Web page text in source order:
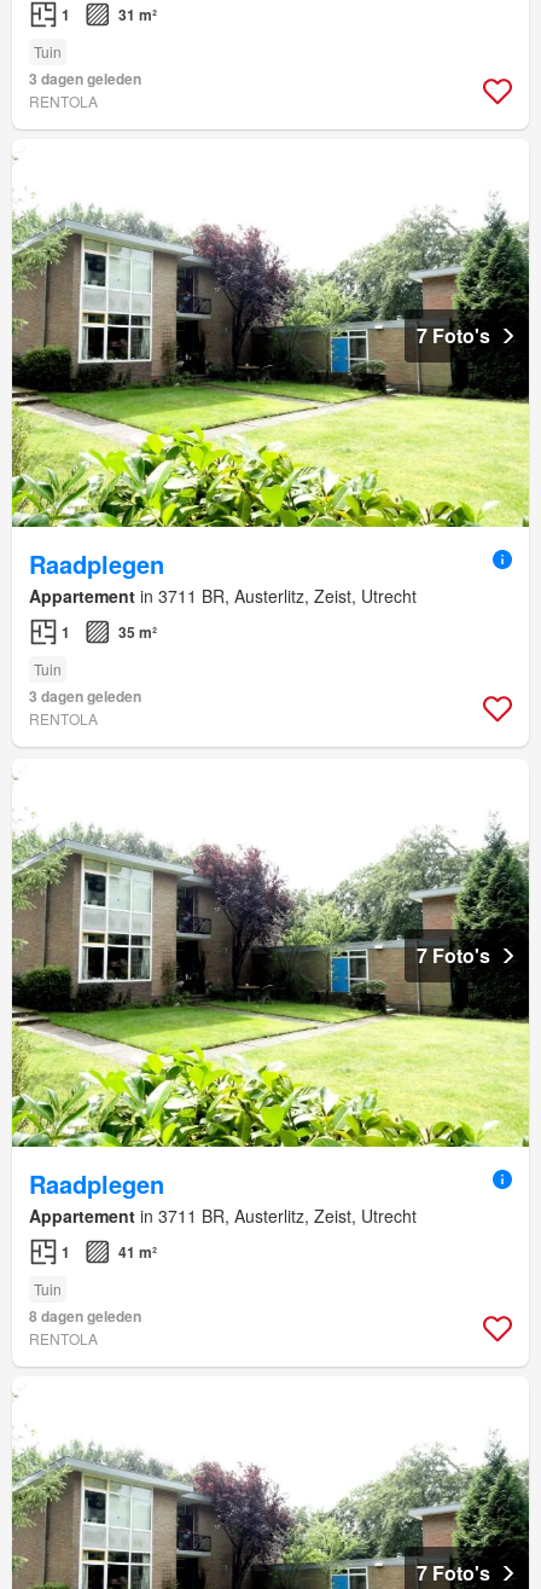
1 31 m²
Tuin
3 dagen geleden
RENTOLA
7 Foto's
Raadplegen
Appartement in 3711 BR, Austerlitz, Zeist, Utrecht
1 35 m²
Tuin
3 dagen geleden
RENTOLA
7 Foto's
Raadplegen
Appartement in 3711 BR, Austerlitz, Zeist, Utrecht
1 41 m²
Tuin
8 dagen geleden
RENTOLA
7 Foto's